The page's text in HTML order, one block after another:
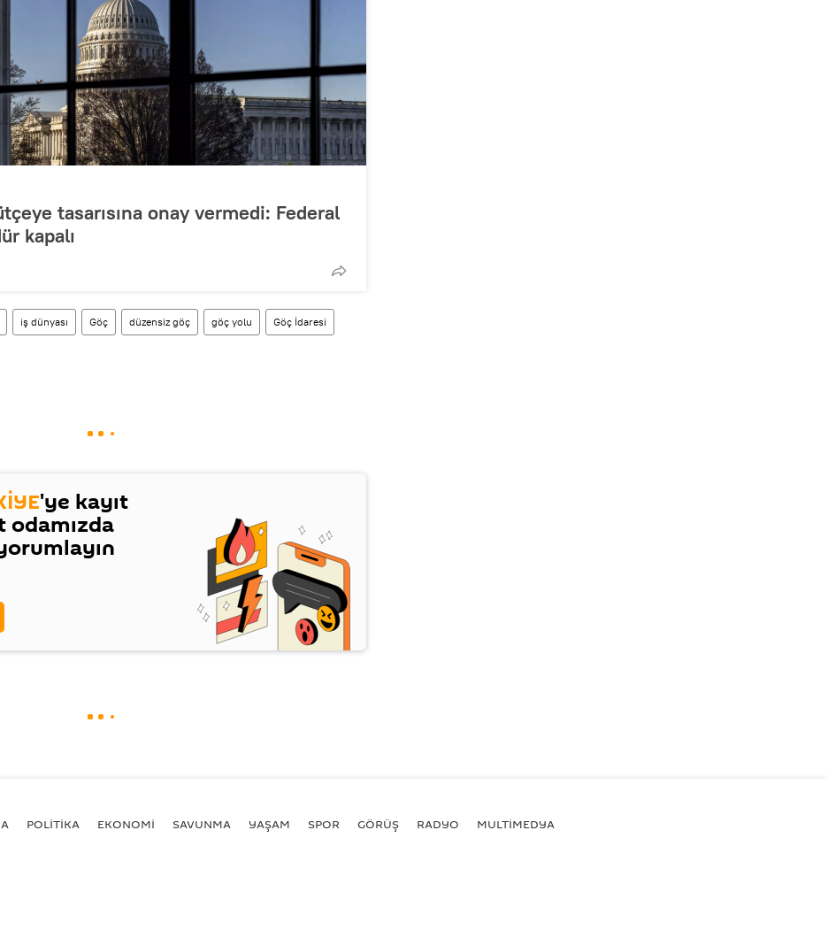
tasarısına onay vermedi: Federal
kapalı
iş dünyası Göç düzensiz göç göç yolu Göç İdaresi
'ye kayıt
POLİTİKA EKONOMİ SAVUNMA YAŞAM SPOR GÖRÜŞ RADYO MULTİMEDYA